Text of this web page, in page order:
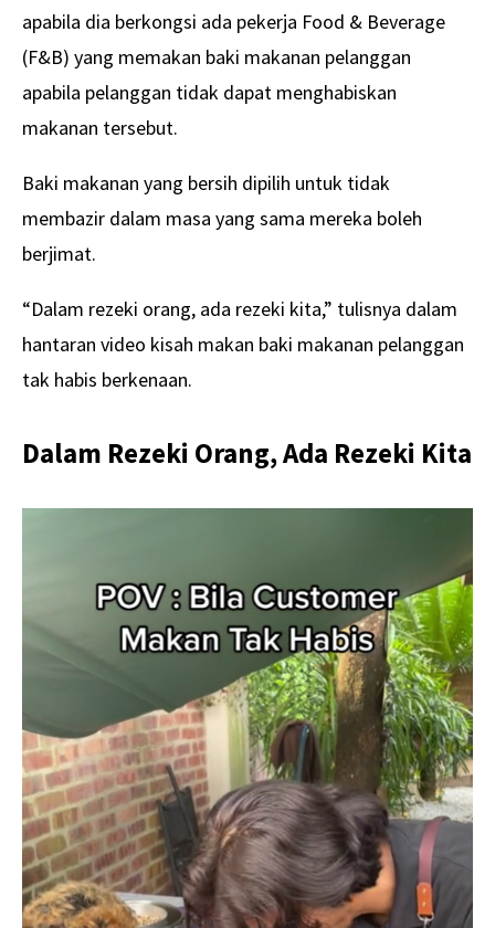
apabila dia berkongsi ada pekerja Food & Beverage
(F&B) yang memakan baki makanan pelanggan
apabila pelanggan tidak dapat menghabiskan
makanan tersebut.
Baki makanan yang bersih dipilih untuk tidak
membazir dalam masa yang sama mereka boleh
berjimat.
“Dalam rezeki orang, ada rezeki kita,” tulisnya dalam
hantaran video kisah makan baki makanan pelanggan
tak habis berkenaan.
Dalam Rezeki Orang, Ada Rezeki Kita